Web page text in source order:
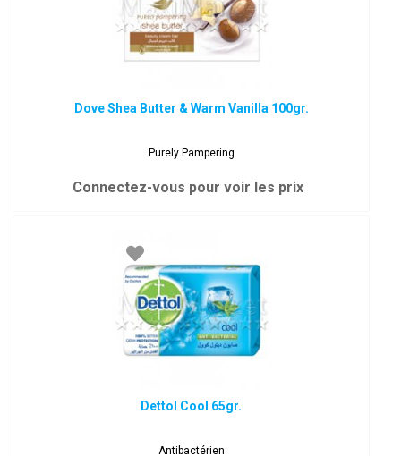
Dove Shea Butter & Warm Vanilla 100gr.
Purely Pampering
Connectez-vous pour voir les prix
Dettol Cool 65gr.
Antibactérien